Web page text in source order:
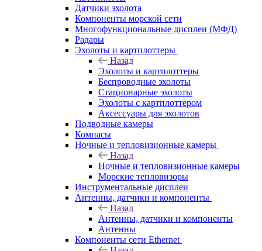
Датчики эхолота
Компоненты морской сети
Многофункциональные дисплеи (МФД)
Радары
Эхолоты и картплоттеры
Назад
Эхолоты и картплоттеры
Беспроводные эхолоты
Стационарные эхолоты
Эхолоты с картплоттером
Аксессуары для эхолотов
Подводные камеры
Компасы
Ночные и тепловизионные камеры
Назад
Ночные и тепловизионные камеры
Морские тепловизоры
Инструментальные дисплеи
Антенны, датчики и компоненты
Назад
Антенны, датчики и компоненты
Антенны
Компоненты сети Ethernet